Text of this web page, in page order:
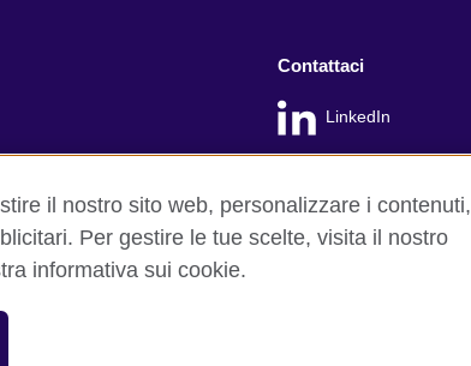
Contattaci
LinkedIn
educative.
il nostro sito web, personalizzare i contenuti,
Per gestire le tue scelte, visita il nostro
informativa sui cookie.